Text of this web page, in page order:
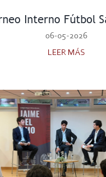
Interno Fútbol
06-05-2026
LEER MÁS